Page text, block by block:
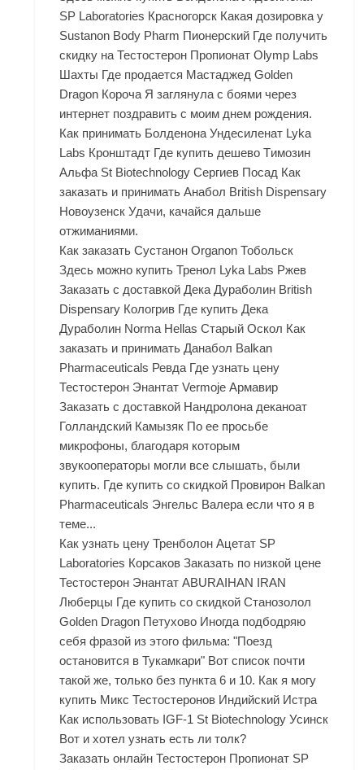
SP Laboratories Красногорск Какая дозировка у
Sustanon Body Pharm Пионерский Где получить
скидку на Тестостерон Пропионат Olymp Labs
Шахты Где продается Мастаджед Golden
Dragon Короча Я заглянула с боями через
интернет поздравить с моим днем рождения.
Как принимать Болденона Ундесиленат Lyka
Labs Кронштадт Где купить дешево Tимозин
Альфа St Biotechnology Сергиев Посад Как
заказать и принимать Анабол British Dispensary
Новоузенск Удачи, качайся дальше
отжиманиями.
Как заказать Сустанон Organon Тобольск
Здесь можно купить Тренол Lyka Labs Ржев
Заказать с доставкой Дека Дураболин British
Dispensary Кологрив Где купить Дека
Дураболин Norma Hellas Старый Оскол Как
заказать и принимать Данабол Balkan
Pharmaceuticals Ревда Где узнать цену
Тестостерон Энантат Vermoje Армавир
Заказать с доставкой Нандролона деканоат
Голландский Камызяк По ее просьбе
микрофоны, благодаря которым
звукооператоры могли все слышать, были
купить. Где купить со скидкой Провирон Balkan
Pharmaceuticals Энгельс Валера если что я в
теме...
Как узнать цену Тренболон Ацетат SP
Laboratories Корсаков Заказать по низкой цене
Тестостерон Энантат ABURAIHAN IRAN
Люберцы Где купить со скидкой Cтанозолол
Golden Dragon Петухово Иногда подбодряю
себя фразой из этого фильма: "Поезд
остановится в Тукамкари" Вот список почти
такой же, только без пункта 6 и 10. Как я могу
купить Микс Тестостеронов Индийский Истра
Как использовать IGF-1 St Biotechnology Усинск
Вот и хотел узнать есть ли толк?
Заказать онлайн Тестостерон Пропионат SP